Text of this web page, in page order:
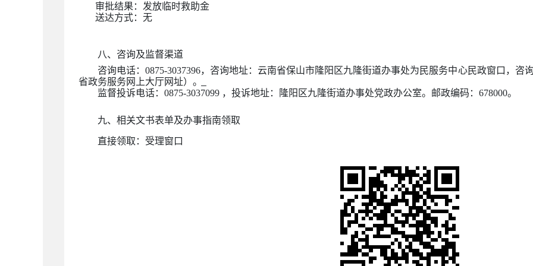
审批结果： 发放临时救助金
送达方式：无
八、咨询及监督渠道
咨询电话：0875-3037396，咨询地址：云南省保山市隆阳区九隆街道办事处为民服务中心民政窗口 ，咨
省政务服务网上大厅网址） 。
监督投诉电话： 0875-3037099 ，投诉地址：隆阳区九隆街道办事处党政办公室。邮政编码： 678000。
九、相关文书表单及办事指南领取
直接领取：受理窗口